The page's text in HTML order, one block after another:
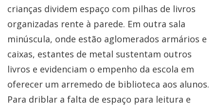
crianças dividem espaço com pilhas de livros
organizadas rente à parede. Em outra sala
minúscula, onde estão aglomerados armários e
caixas, estantes de metal sustentam outros
livros e evidenciam o empenho da escola em
oferecer um arremedo de biblioteca aos alunos.
Para driblar a falta de espaço para leitura e